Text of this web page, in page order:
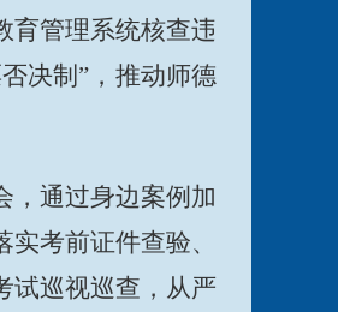
育管理系统核查违
决制”，推动师德
，通过身边案例加
考前证件查验、
试巡视巡查，从严